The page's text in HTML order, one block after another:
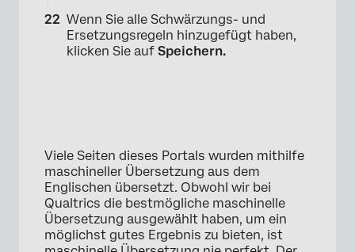
Wenn Sie alle Schwärzungs- und
Ersetzungsregeln hinzugefügt haben,
klicken Sie auf Speichern.
Viele Seiten dieses Portals wurden mithilfe
maschineller Übersetzung aus dem
Englischen übersetzt. Obwohl wir bei
Qualtrics die bestmögliche maschinelle
Übersetzung ausgewählt haben, um ein
möglichst gutes Ergebnis zu bieten, ist